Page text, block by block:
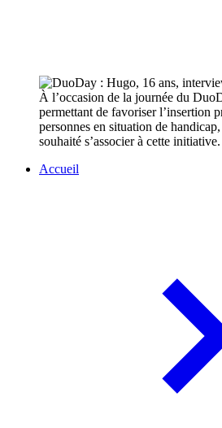
À l’occasion de la journée du
permettant de favoriser l’insertion
personnes en situation de
souhaité s’associer à cette initiative.
Accueil